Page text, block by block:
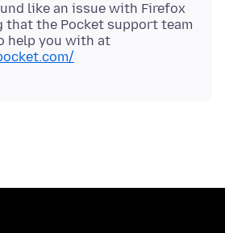
like an issue with Firefox
that the Pocket support team
help you with at